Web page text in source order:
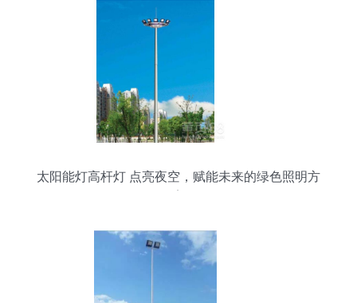
太阳能灯高杆灯 点亮夜空，赋能未来的绿色照明方